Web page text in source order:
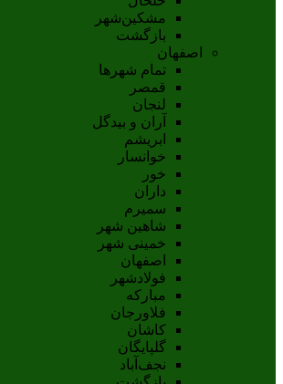
مشکين‌شهر
بازگشت
اصفهان
تمام شهر‌ها
قمصر
لنجان
آران و بیدگل
ابریشم
خوانسار
خور
داران
سمیرم
شاهین شهر
خمینی شهر
اصفهان
فولادشهر
مبارکه
فلاورجان
کاشان
گلپايگان
نجف‌آباد